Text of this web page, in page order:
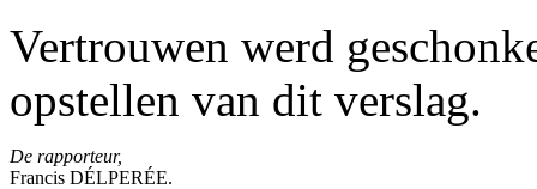
Vertrouwen werd
opstellen van dit verslag.
De rapporteur,
Francis DÉLPERÉE.